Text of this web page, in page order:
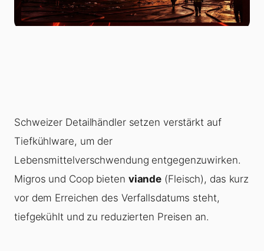
Schweizer Detailhändler setzen verstärkt auf
Tiefkühlware, um der
Lebensmittelverschwendung entgegenzuwirken.
Migros und Coop bieten viande (Fleisch), das kurz
vor dem Erreichen des Verfallsdatums steht,
tiefgekühlt und zu reduzierten Preisen an.